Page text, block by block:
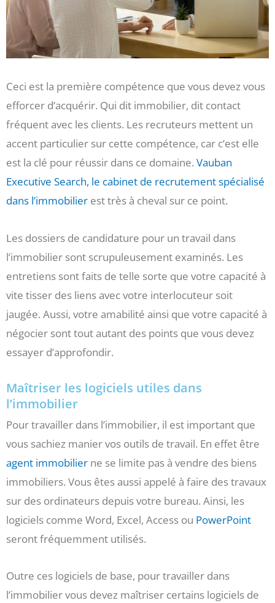
Ceci est la première compétence que vous devez vous
efforcer d’acquérir. Qui dit immobilier, dit contact
fréquent avec les clients. Les recruteurs mettent un
accent particulier sur cette compétence, car c’est elle
est la clé pour réussir dans ce domaine. Vauban
Executive Search, le cabinet de recrutement spécialisé
dans l’immobilier est très à cheval sur ce point.
Les dossiers de candidature pour un travail dans
l’immobilier sont scrupuleusement examinés. Les
entretiens sont faits de telle sorte que votre capacité à
vite tisser des liens avec votre interlocuteur soit
jaugée. Aussi, votre amabilité ainsi que votre capacité à
négocier sont tout autant des points que vous devez
essayer d’approfondir.
Maîtriser les logiciels utiles dans
l’immobilier
Pour travailler dans l’immobilier, il est important que
vous sachiez manier vos outils de travail. En effet être
agent immobilier ne se limite pas à vendre des biens
immobiliers. Vous êtes aussi appelé à faire des travaux
sur des ordinateurs depuis votre bureau. Ainsi, les
logiciels comme Word, Excel, Access ou PowerPoint
seront fréquemment utilisés.
Outre ces logiciels de base, pour travailler dans
l’immobilier vous devez maîtriser certains logiciels de